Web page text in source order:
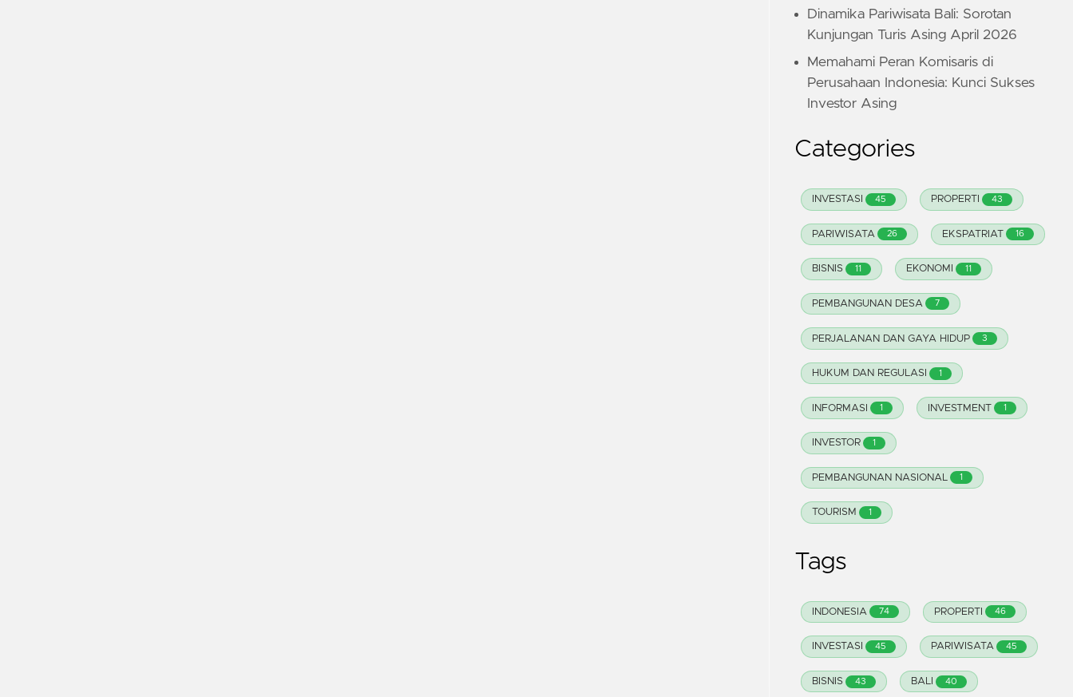
Dinamika Pariwisata Bali: Sorotan
Kunjungan Turis Asing April 2026
Memahami Peran Komisaris di
Perusahaan Indonesia: Kunci Sukses
Investor Asing
Categories
INVESTASI 45 PROPERTI 43
PARIWISATA 26 EKSPATRIAT 16
BISNIS 11 EKONOMI 11
PEMBANGUNAN DESA 7
PERJALANAN DAN GAYA HIDUP 3
HUKUM DAN REGULASI 1
INFORMASI 1 INVESTMENT 1
INVESTOR 1
PEMBANGUNAN NASIONAL 1
TOURISM 1
Tags
INDONESIA 74 PROPERTI 46
INVESTASI 45 PARIWISATA 45
BISNIS 43 BALI 40